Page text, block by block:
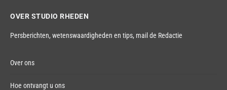
OVER STUDIO RHEDEN
Persberichten, wetenswaardigheden en tips, mail de Redactie
Over ons
Hoe ontvangt u ons